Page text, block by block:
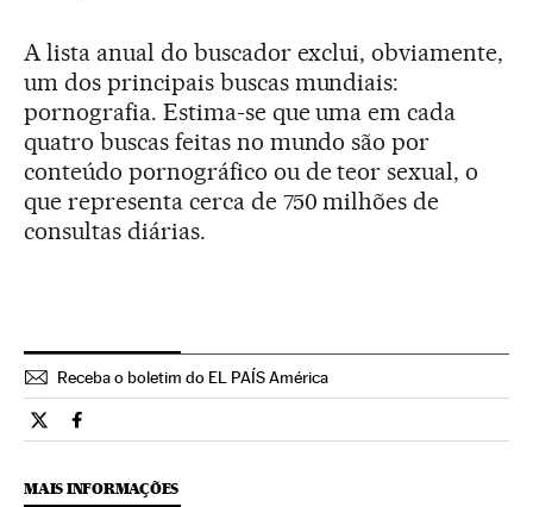
A lista anual do buscador exclui, obviamente,
um dos principais buscas mundiais:
pornografia. Estima-se que uma em cada
quatro buscas feitas no mundo são por
conteúdo pornográfico ou de teor sexual, o
que representa cerca de 750 milhões de
consultas diárias.
Receba o boletim do EL PAÍS América
Tecnologia El País Brasil en Twitter
Tecnologia El País Brasil en Facebook
MAIS INFORMAÇÕES